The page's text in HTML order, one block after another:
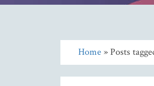
Home» Posts